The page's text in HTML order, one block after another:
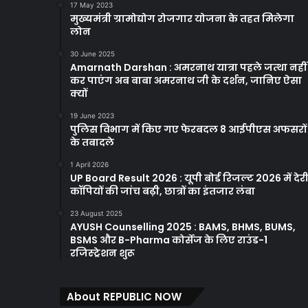
17 May 2023
मुख्यमंत्री ग्रामोद्योग रोजगार योजना के तहत मिलेगा
लोन
30 June 2025
Amarnath Darshan : अमरनाथ यात्रा पहले जत्था नहीं
कर पाएंग अब बाबा अमरनाथ जी के दर्शन, जानिए ऐसा
क्यों
19 June 2023
पुलिस विभाग में किए गए फेरबदल 8 आईपीएस अफसरों
के तबादले
1 April 2026
UP Board Result 2026 : यूपी बोर्ड रिजल्ट 2026 में
कॉपियों की जांच बढ़ी, छात्रों का इंतजार लंबा
23 August 2025
AYUSH Counselling 2025 : BAMS, BHMS, BUMS,
BSMS और B-Pharma कोर्सेज के लिए राउंड-1
रजिस्ट्रेशन शुरू
About REPUBLIC NOW